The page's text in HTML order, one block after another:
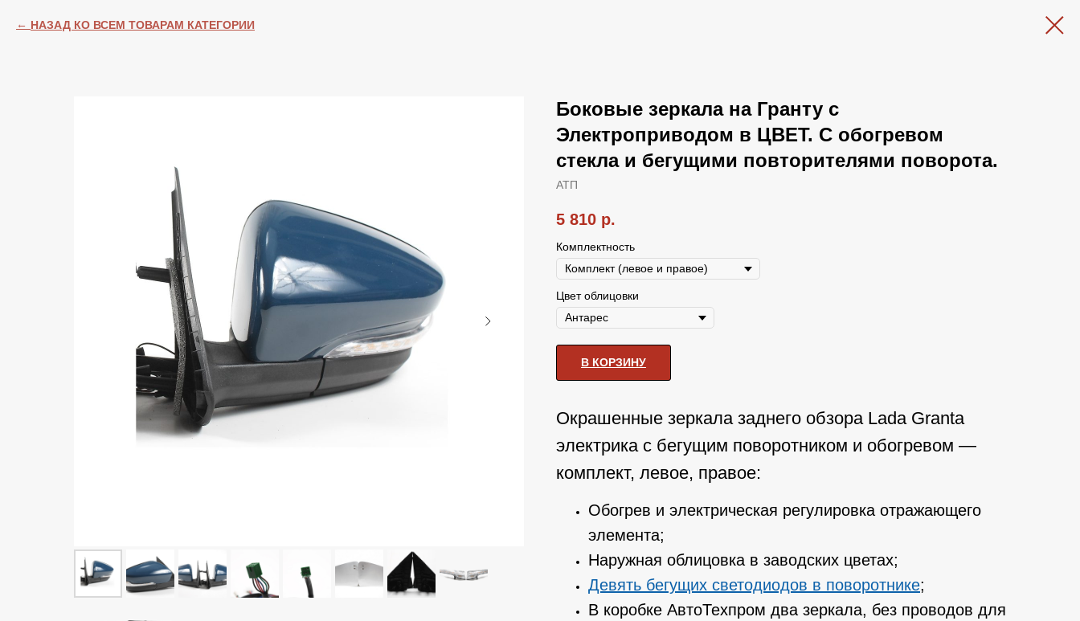
НАЗАД КО ВСЕМ ТОВАРАМ КАТЕГОРИИ
Боковые зеркала на Гранту с
Электроприводом в ЦВЕТ. С обогревом
стекла и бегущими повторителями поворота.
АТП
5 810 р.
Комплектность
Цвет облицовки
В КОРЗИНУ
Окрашенные зеркала заднего обзора Lada Granta
электрика с бегущим поворотником и обогревом —
комплект, левое, правое:
Обогрев и электрическая регулировка отражающего
элемента;
Наружная облицовка в заводских цветах;
Девять бегущих светодиодов в поворотнике;
В коробке АвтоТехпром два зеркала, без проводов для